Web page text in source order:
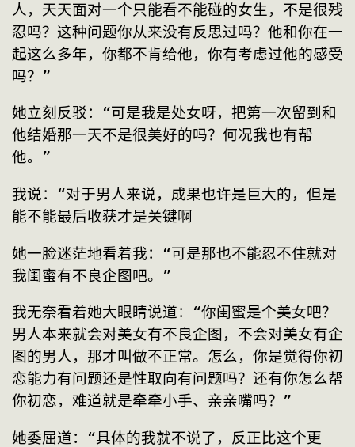
人，天天面对一个只能看不能碰的女生，不是很残
忍吗？这种问题你从来没有反思过吗？他和你在一
起这么多年，你都不肯给他，你有考虑过他的感受
吗？”
她立刻反驳：“可是我是处女呀，把第一次留到和
他结婚那一天不是很美好的吗？何况我也有帮
他。”
我说：“对于男人来说，成果也许是巨大的，但是
能不能最后收获才是关键啊
她一脸迷茫地看着我：“可是那也不能忍不住就对
我闺蜜有不良企图吧。”
我无奈看着她大眼睛说道：“你闺蜜是个美女吧？
男人本来就会对美女有不良企图，不会对美女有企
图的男人，那才叫做不正常。怎么，你是觉得你初
恋能力有问题还是性取向有问题吗？还有你怎么帮
你初恋，难道就是牵牵小手、亲亲嘴吗？”
她委屈道：“具体的我就不说了，反正比这个更